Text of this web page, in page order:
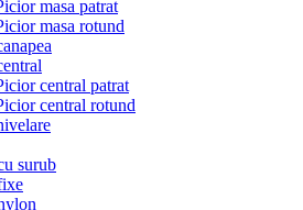
masa patrat
masa rotund
central patrat
central rotund
surub